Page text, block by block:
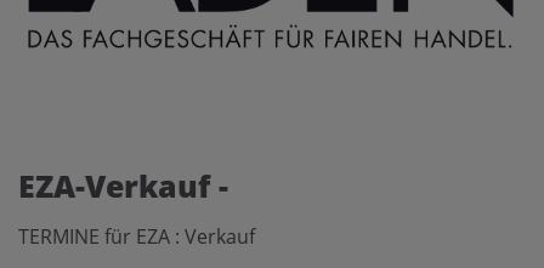
EZA-Verkauf -
TERMINE für EZA : Verkauf